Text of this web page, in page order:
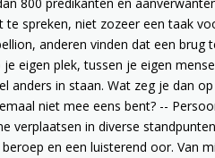
te spreken, niet zozeer een taak
anderen vinden dat een
eigen plek, tussen je eigen
anders in staan. Wat zeg je dan
niet mee eens bent? --
verplaatsen in diverse
en een luisterend oor. Van